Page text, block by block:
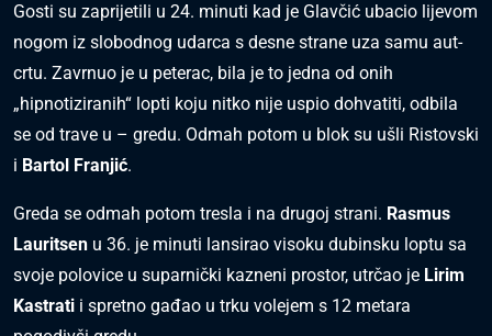
Gosti su zaprijetili u 24. minuti kad je Glavčić ubacio lijevom
nogom iz slobodnog udarca s desne strane uza samu aut-
crtu. Zavrnuo je u peterac, bila je to jedna od onih
„hipnotiziranih“ lopti koju nitko nije uspio dohvatiti, odbila
se od trave u – gredu. Odmah potom u blok su ušli Ristovski
i Bartol Franjić.
Greda se odmah potom tresla i na drugoj strani. Rasmus
Lauritsen u 36. je minuti lansirao visoku dubinsku loptu sa
svoje polovice u suparnički kazneni prostor, utrčao je Lirim
Kastrati i spretno gađao u trku volejem s 12 metara